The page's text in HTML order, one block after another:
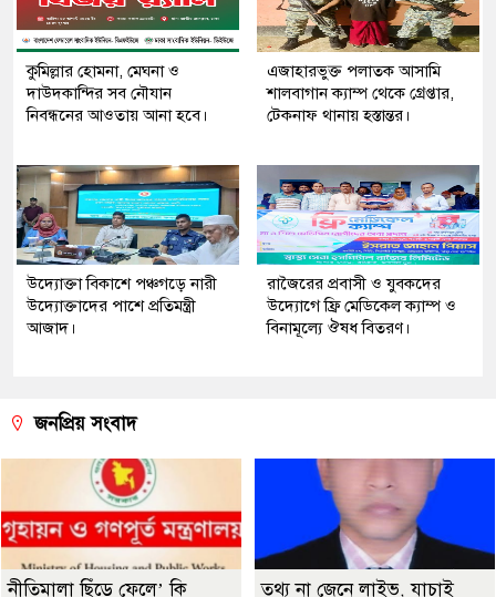
কুমিল্লার হোমনা, মেঘনা ও
দাউদকান্দির সব নৌযান
নিবন্ধনের আওতায় আনা হবে।
এজাহারভুক্ত পলাতক আসামি
শালবাগান ক্যাম্প থেকে গ্রেপ্তার,
টেকনাফ থানায় হস্তান্তর।
উদ্যোক্তা বিকাশে পঞ্চগড়ে নারী
উদ্যোক্তাদের পাশে প্রতিমন্ত্রী
আজাদ।
রাজৈরের‌ প্রবাসী ও যুবকদের
উদ্যোগে ফ্রি মেডিকেল ক্যাম্প ও
বিনামূল্যে ঔষধ বিতরণ।
জনপ্রিয় সংবাদ
নীতিমালা ছিঁড়ে ফেলে’ কি তথ্য না জেনে লাইভ, যাচাই